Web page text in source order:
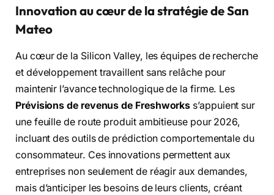
Innovation au cœur de la stratégie de San
Mateo
Au cœur de la Silicon Valley, les équipes de recherche
et développement travaillent sans relâche pour
maintenir l’avance technologique de la firme. Les
Prévisions de revenus de Freshworks s’appuient sur
une feuille de route produit ambitieuse pour 2026,
incluant des outils de prédiction comportementale du
consommateur. Ces innovations permettent aux
entreprises non seulement de réagir aux demandes,
mais d’anticiper les besoins de leurs clients, créant